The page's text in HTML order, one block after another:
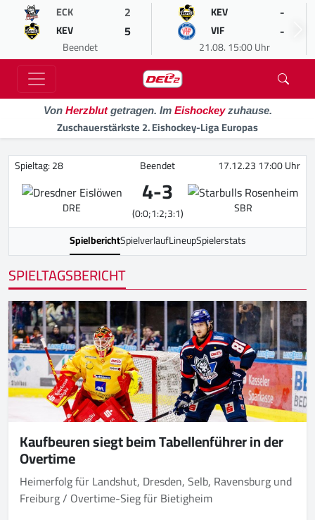
ECK 2
KEV 5
Beendet
KEV -
VIF -
21.08. 15:00 Uhr
Von Herzblutgetragen. Im Eishockeyzuhause.
Zuschauerstärkste 2. Eishockey-Liga Europas
Spieltag: 28 Beendet 17.12.23 17:00 Uhr
DRE 4-3
(0:0;1:2;3:1)
SBR
SpielberichtSpielverlaufLineupSpielerstats
SPIELTAGSBERICHT
Kaufbeuren siegt beim Tabellenführer in der
Overtime
Heimerfolg für Landshut, Dresden, Selb, Ravensburg und
Freiburg / Overtime-Sieg für Bietigheim